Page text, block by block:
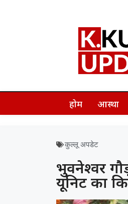
होम आस्था
कुल्लू अपडेट
भुवनेश्वर
यूनिट का